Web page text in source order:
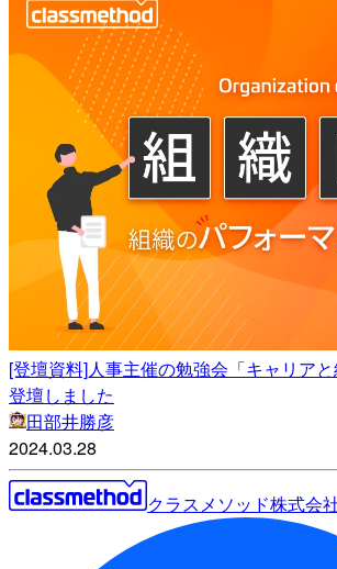
[登壇資料]人事主催の勉強会「キャリア
登壇しました
田部井勝彦
2024.03.28
クラスメソッド株式会